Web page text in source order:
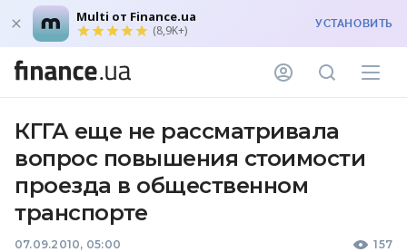
Multi от Finance.ua
(8,9K+) УСТАНОВИТЬ
КГГА еще не рассматривала
вопрос повышения стоимости
проезда в общественном
транспорте
07.09.2010, 05:00 157